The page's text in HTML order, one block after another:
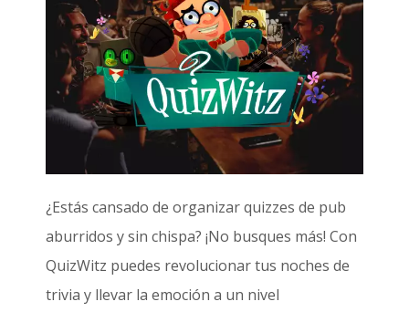
¿Estás cansado de organizar quizzes de pub
aburridos y sin chispa? ¡No busques más! Con
QuizWitz puedes revolucionar tus noches de
trivia y llevar la emoción a un nivel